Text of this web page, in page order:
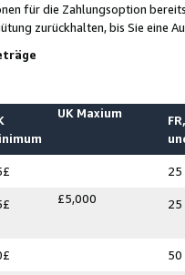
für die Zahlungsoption
zurückhalten, bis Sie
UK Maxium
25
£5,000 25
50